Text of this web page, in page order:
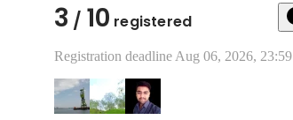
3 / 10 registered
Registration deadline Aug 06, 2026, 23:59